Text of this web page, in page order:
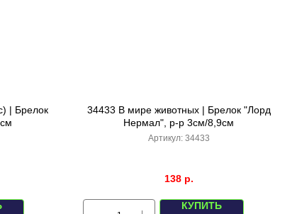
| Брелок
34433 В мире животных | Брелок "Лорд
Нермал", р-р 3см/8,9см
Артикул: 34433
138 р.
КУПИТЬ